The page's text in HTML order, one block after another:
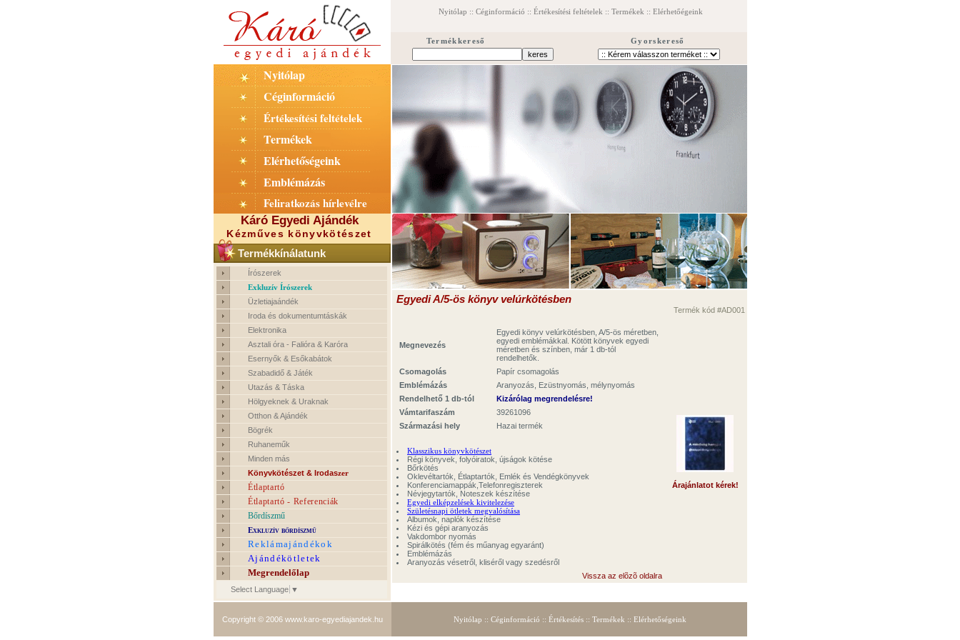
Nyitólap :: Céginformáció :: Értékesítési feltételek :: Termékek :: Elérhetőégeink
Termékkereső Gyorskereső
Nyitólap
Céginformáció
Értékesítési feltételek
Termékek
Elérhetőségeink
Emblémázás
Feliratkozás hírlevélre
Káró Egyedi Ajándék
Kézműves könyvkötészet
Termékkínálatunk
Írószerek
Exkluzív Írószerek
Üzletiajaándék
Iroda és dokumentumtáskák
Elektronika
Asztali óra - Falióra & Karóra
Esernyők & Esőkabátok
Szabadidő & Játék
Utazás & Táska
Hölgyeknek & Uraknak
Otthon & Ajándék
Bögrék
Ruhaneműk
Minden más
Könyvkötészet & Irodaszer
Étlaptartó
Étlaptartó - Referenciák
Bőrdíszmű
Exkluzív bőrdíszmű
Reklámajándékok
Ajándékötletek
Megrendelőlap
Select Language ▼
Egyedi A/5-ös könyv velúrkötésben
Termék kód #AD001
Megnevezés
Egyedi könyv velúrkötésben, A/5-ös méretben,
egyedi emblémákkal. Kötött könyvek egyedi
méretben és színben, már 1 db-tól
rendelhetők.
Csomagolás
Papír csomagolás
Emblémázás
Aranyozás, Ezüstnyomás, mélynyomás
Rendelhető 1 db-tól
Kizárólag megrendelésre!
Vámtarifaszám
39261096
Származási hely
Hazai termék
Klasszikus könyvkötészet
Régi könyvek, folyóiratok, újságok kötése
Bőrkötés
Oklevéltartók, Étlaptartók, Emlék és Vendégkönyvek
Konferenciamappák,Telefonregiszterek
Névjegytartók, Noteszek készítése
Egyedi elképzelések kivitelezése
Születésnapi ötletek megvalósítása
Albumok, naplók készítése
Kézi és gépi aranyozás
Vakdombor nyomás
Spirálkötés (fém és műanyag egyaránt)
Emblémázás
Aranyozás vésetről, kliséről vagy szedésről
Vissza az elõzõ oldalra
Árajánlatot kérek!
Copyright © 2006 www.karo-egyediajandek.hu Nyitólap :: Céginformáció :: Értékesítés :: Termékek :: Elérhetőségeink